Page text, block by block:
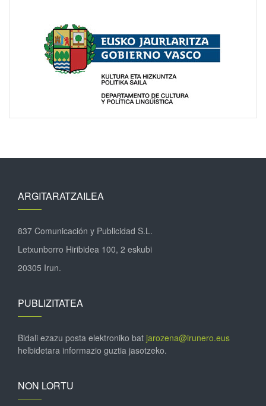
ARGITARATZAILEA
837 Comunicación y Publicidad S.L.
Letxunborro Hiribidea 100, 2 eskubi
20305 Irun.
PUBLIZITATEA
Bidali ezazu posta elektroniko bat jarozena@irunero.eus
helbidetara informazio guztia jasotzeko.
NON LORTU